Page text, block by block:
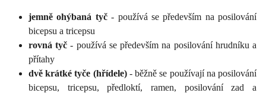
jemně ohýbaná tyč- používá se především na posilování
bicepsu a tricepsu
rovná tyč- používá se především na posilování hrudníku a
přítahy
dvě krátké tyče (hřídele) - běžně se používají na posilování
bicepsu, tricepsu, předloktí, ramen, posilování zad a